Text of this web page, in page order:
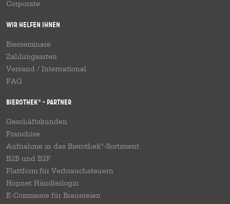
Corporate
Wir helfen Ihnen
Bierseminare
Zahlungsarten
Versand / International
FAQ
Bierothek® - Partner
Geschäftskunden
Franchise
Aufnahme in das Bierothek®-Sortiment
B2B und B2F
Plattform für Verbrauchsteuern
Hopnet Händlerlogin
E-Commerce für Brauereien